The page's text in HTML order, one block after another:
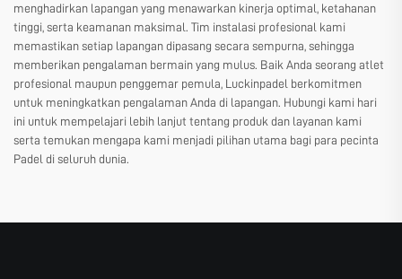
menghadirkan lapangan yang menawarkan kinerja optimal, ketahanan
tinggi, serta keamanan maksimal. Tim instalasi profesional kami
memastikan setiap lapangan dipasang secara sempurna, sehingga
memberikan pengalaman bermain yang mulus. Baik Anda seorang atlet
profesional maupun penggemar pemula, Luckinpadel berkomitmen
untuk meningkatkan pengalaman Anda di lapangan. Hubungi kami hari
ini untuk mempelajari lebih lanjut tentang produk dan layanan kami
serta temukan mengapa kami menjadi pilihan utama bagi para pecinta
Padel di seluruh dunia.